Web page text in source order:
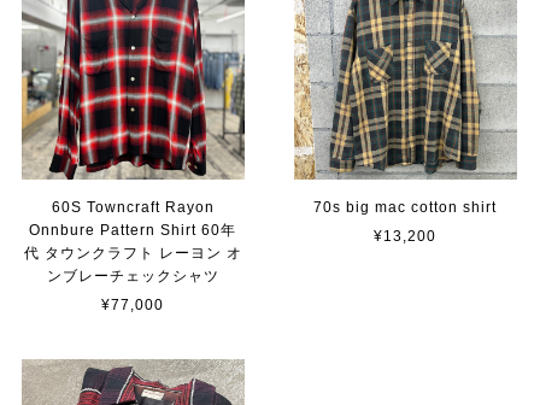
60S Towncraft Rayon
Onnbure Pattern Shirt 60年
代 タウンクラフト レーヨン オ
ンブレーチェックシャツ
¥77,000
70s big mac cotton shirt
¥13,200